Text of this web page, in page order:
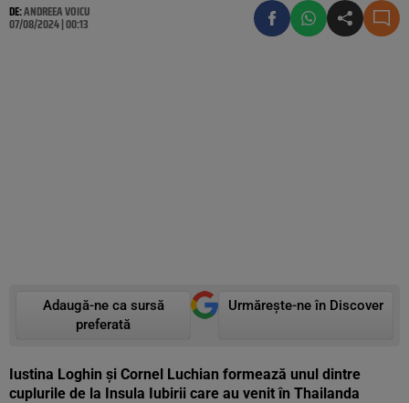
DE:ANDREEA VOICU
07/08/2024 | 00:13
Adaugă-ne ca sursă
preferată
Urmărește-ne în Discover
Iustina Loghin și Cornel Luchian formează unul dintre
cuplurile de la Insula Iubirii care au venit în Thailanda